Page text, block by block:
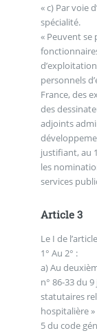
« c) Par voie
spécialité.
« Peuvent se
personnels
France, des
des
adjoints
justifiant, au
les
services
Article 3
Le I de
1° Au 2° :
a) Au
n° 86-33 du
statutaires
hospitalière »
5 du code